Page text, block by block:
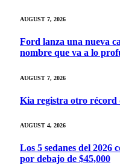
AUGUST 7, 2026
Ford lanza una nueva
nombre que va a lo
AUGUST 7, 2026
Kia registra otro récord
AUGUST 4, 2026
Los 5 sedanes del 2026
por debajo de $45,000